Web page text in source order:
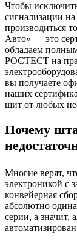
Чтобы
сигнализации
производиться
Авто» — это
обладаем
РОСТЕСТ на
вы получаете
наших
щит от любых
Почему
Многие верят,
электроникой с
конвейерная
абсолютно
серии, а значит,